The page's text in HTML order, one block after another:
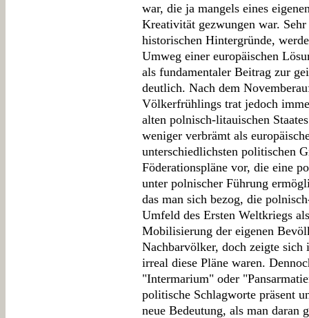
war, die ja mangels eines
Kreativität gezwungen war.
historischen Hintergründe,
Umweg einer europäischen
als fundamentaler Beitrag zur
deutlich. Nach dem
Völkerfrühlings trat jedoch
alten polnisch-litauischen
weniger verbrämt als
unterschiedlichsten politischen
Föderationspläne vor, die eine
unter polnischer Führung
das man sich bezog, die
Umfeld des Ersten Weltkriegs
Mobilisierung der eigenen
Nachbarvölker, doch zeigte
irreal diese Pläne waren.
"Intermarium" oder
politische Schlagworte präsent
neue Bedeutung, als man daran